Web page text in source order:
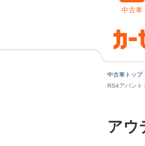
中古車
中古車トップ
RS4アバント
アウ